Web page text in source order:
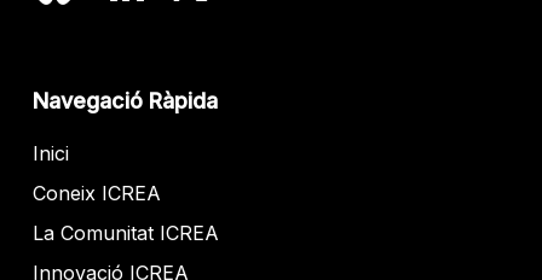
Navegació Ràpida
Inici
Coneix ICREA
La Comunitat ICREA
Innovació ICREA